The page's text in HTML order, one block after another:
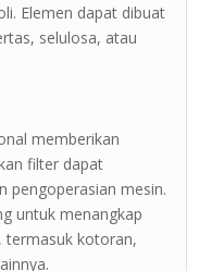
Elemen dapat dibuat
selulosa, atau
memberikan
filter dapat
pengoperasian mesin.
untuk menangkap
termasuk kotoran,